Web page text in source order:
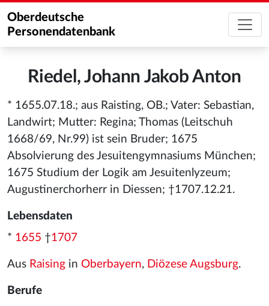
Oberdeutsche
Personendatenbank
Riedel, Johann Jakob Anton
* 1655.07.18.; aus Raisting, OB.; Vater: Sebastian,
Landwirt; Mutter: Regina; Thomas (Leitschuh
1668/69, Nr.99) ist sein Bruder; 1675
Absolvierung des Jesuitengymnasiums München;
1675 Studium der Logik am Jesuitenlyzeum;
Augustinerchorherr in Diessen; †1707.12.21.
Lebensdaten
* 1655 †1707
Aus Raising in Oberbayern, Diözese Augsburg.
Berufe